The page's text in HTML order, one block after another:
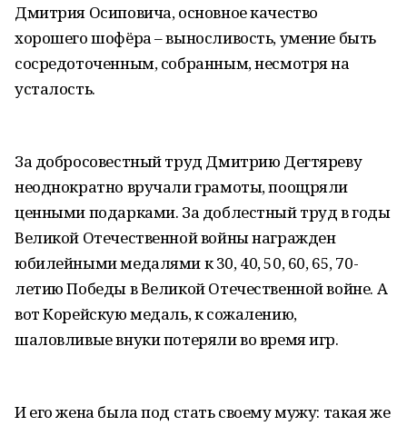
Дмитрия Осиповича, основное качество
хорошего шофёра – выносливость, умение быть
сосредоточенным, собранным, несмотря на
усталость.
За добросовестный труд Дмитрию Дегтяреву
неоднократно вручали грамоты, поощряли
ценными подарками. За доблестный труд в годы
Великой Отечественной войны награжден
юбилейными медалями к 30, 40, 50, 60, 65, 70-
летию Победы в Великой Отечественной войне. А
вот Корейскую медаль, к сожалению,
шаловливые внуки потеряли во время игр.
И его жена была под стать своему мужу: такая же